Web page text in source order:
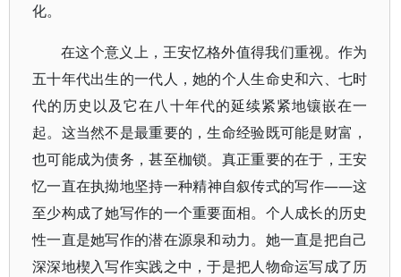
化。
在这个意义上，王安忆格外值得我们重视。作为
五十年代出生的一代人，她的个人生命史和六、七时
代的历史以及它在八十年代的延续紧紧地镶嵌在一
起。这当然不是最重要的，生命经验既可能是财富，
也可能成为债务，甚至枷锁。真正重要的在于，王安
忆一直在执拗地坚持一种精神自叙传式的写作——这
至少构成了她写作的一个重要面相。个人成长的历史
性一直是她写作的潜在源泉和动力。她一直是把自己
深深地楔入写作实践之中，于是把人物命运写成了历